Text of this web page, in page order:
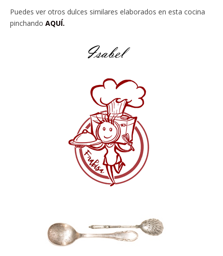
Puedes ver otros dulces similares elaborados en esta cocina
pinchando AQUÍ.